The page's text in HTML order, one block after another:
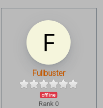
Fullbuster
offline
Rank 0